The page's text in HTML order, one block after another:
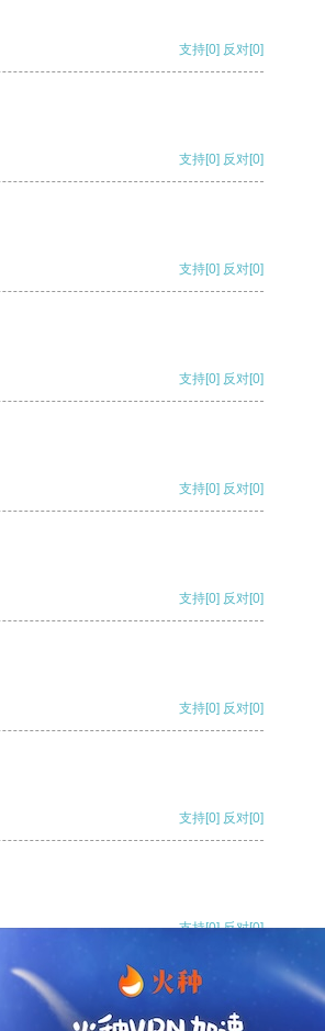
支持[0] 反对[0]
支持[0] 反对[0]
支持[0] 反对[0]
支持[0] 反对[0]
支持[0] 反对[0]
支持[0] 反对[0]
支持[0] 反对[0]
支持[0] 反对[0]
支持[0] 反对[0]